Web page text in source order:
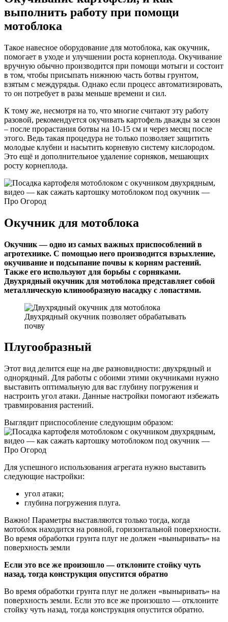
выполнить работу при помощи
мотоблока
Такое навесное оборудование для мотоблока, как окучник,
помогает в уходе и улучшении роста корнеплода. Окучивание
вручную обычно производится при помощи мотыги и состоит
в том, чтобы присыпать нижнюю часть ботвы грунтом,
взятым с междурядья. Однако если процесс автоматизировать,
то он потребует в разы меньше времени и сил.
К тому же, несмотря на то, что многие считают эту работу
разовой, рекомендуется окучивать картофель дважды за сезон
– после прорастания ботвы на 10-15 см и через месяц после
этого. Ведь такая процедура не только позволяет защитить
молодые клубни и насытить корневую систему кислородом.
Это ещё и дополнительное удаление сорняков, мешающих
росту корнеплода.
Окучник для мотоблока
Окучник — одно из самых важных приспособлений в
агротехнике. С помощью него производится взрыхление,
окучивание и подсыпание почвы к корням растений.
Также его используют для борьбы с сорняками.
Двухрядный окучник для мотоблока представляет собой
металлическую клинообразную насадку с лопастями.
Двухрядный окучник позволяет обрабатывать
почву
Плугообразный
Этот вид делится еще на две разновидности: двухрядный и
однорядный. Для работы с обоими этими окучниками нужно
выставить оптимальную для вас глубину погружения и
настроить угол атаки. Данные настройки помогают избежать
травмирования растений.
Выглядит приспособление следующим образом:
Для успешного использования агрегата нужно выставить
следующие настройки:
угол атаки;
глубина погружения плуга.
Важно! Параметры выставляются только тогда, когда
мотоблок находится на ровной, горизонтальной поверхности.
Во время обработки грунта плуг не должен «выныривать» на
поверхность земли
Если это все же произошло — отклоните стойку чуть
назад, тогда конструкция опустится обратно
Во время обработки грунта плуг не должен «выныривать» на
поверхность земли. Если это все же произошло — отклоните
стойку чуть назад, тогда конструкция опустится обратно.